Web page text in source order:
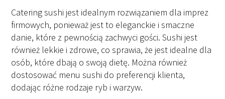
Catering sushi jest idealnym rozwiązaniem dla imprez
firmowych, ponieważ jest to eleganckie i smaczne
danie, które z pewnością zachwyci gości. Sushi jest
również lekkie i zdrowe, co sprawia, że ​​jest idealne dla
osób, które dbają o swoją dietę. Można również
dostosować menu sushi do preferencji klienta,
dodając różne rodzaje ryb i warzyw.